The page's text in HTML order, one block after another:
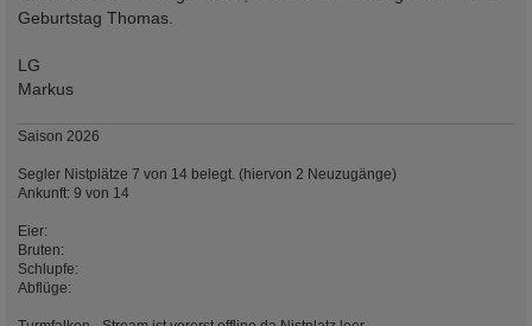
g
Geburtstag Thomas.
LG
Markus
Saison 2026
Segler Nistplätze 7 von 14 belegt. (hiervon 2 Neuzugänge)
Ankunft: 9 von 14
Eier:
Bruten:
Schlupfe:
Abflüge: